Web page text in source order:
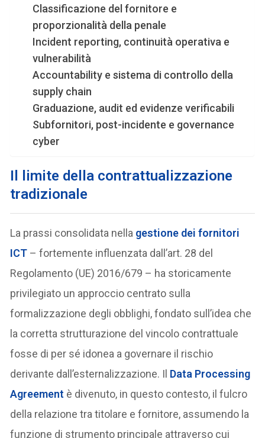
Classificazione del fornitore e
proporzionalità della penale
Incident reporting, continuità operativa e
vulnerabilità
Accountability e sistema di controllo della
supply chain
Graduazione, audit ed evidenze verificabili
Subfornitori, post-incidente e governance
cyber
Il limite della contrattualizzazione
tradizionale
La prassi consolidata nella gestione deifornitori
ICT – fortemente influenzata dall’art. 28 del
Regolamento (UE) 2016/679 – ha storicamente
privilegiato un approccio centrato sulla
formalizzazione degli obblighi, fondato sull’idea che
la corretta strutturazione del vincolo contrattuale
fosse di per sé idonea a governare il rischio
derivante dall’esternalizzazione. Il Data Processing
Agreement è divenuto, in questo contesto, il fulcro
della relazione tra titolare e fornitore, assumendo la
funzione di strumento principale attraverso cui